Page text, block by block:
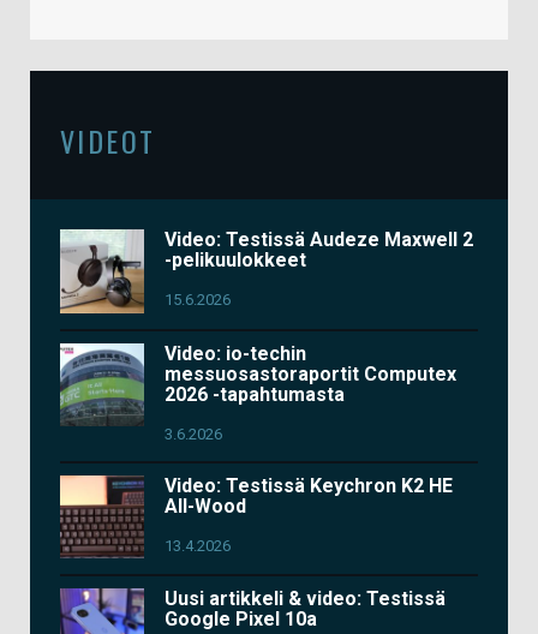
VIDEOT
Video: Testissä Audeze Maxwell 2
-pelikuulokkeet
15.6.2026
Video: io-techin
messuosastoraportit Computex
2026 -tapahtumasta
3.6.2026
Video: Testissä Keychron K2 HE
All-Wood
13.4.2026
Uusi artikkeli & video: Testissä
Google Pixel 10a